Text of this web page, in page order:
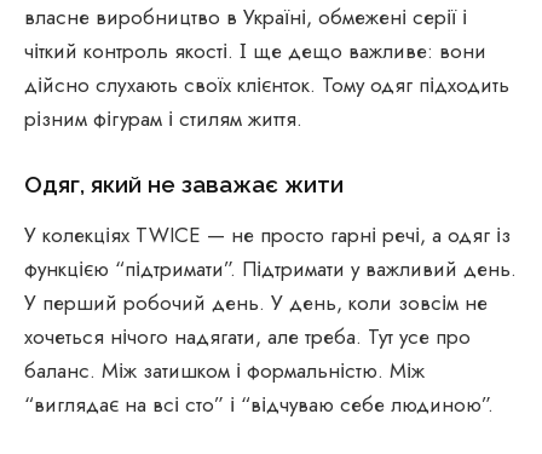
власне виробництво в Україні, обмежені серії і
чіткий контроль якості. І ще дещо важливе: вони
дійсно слухають своїх клієнток. Тому одяг підходить
різним фігурам і стилям життя.
Одяг, який не заважає жити
У колекціях TWICE — не просто гарні речі, а одяг із
функцією “підтримати”. Підтримати у важливий день.
У перший робочий день. У день, коли зовсім не
хочеться нічого надягати, але треба. Тут усе про
баланс. Між затишком і формальністю. Між
“виглядає на всі сто” і “відчуваю себе людиною”.